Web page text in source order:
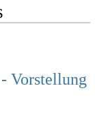
Vorstellung